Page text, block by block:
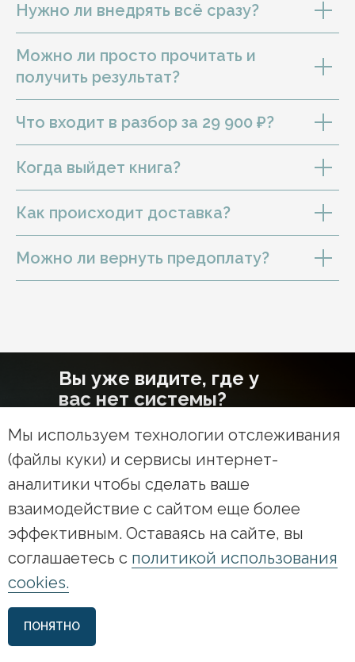
Нужно ли внедрять всё сразу?
Можно ли просто прочитать и
получить результат?
Что входит в разбор за 29 900 ₽?
Когда выйдет книга?
Как происходит доставка?
Можно ли вернуть предоплату?
Дальше — ваше
решение
Вы уже видите, где у
вас нет системы?
Вы это чувствуете в
нагрузке, в людях, в
управлении
Эта книга поможет собрать
всё в систему и перейти на
следующий уровень
Предзаказ открыт.
Мы используем технологии отслеживания
(файлы куки) и сервисы интернет-
аналитики чтобы сделать ваше
взаимодействие с сайтом еще более
эффективным. Оставаясь на сайте, вы
соглашаетесь с политикой использования
cookies.
ПОНЯТНО